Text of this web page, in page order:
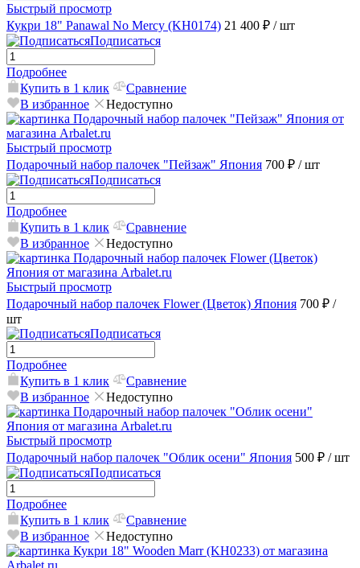
Быстрый просмотр
Кукри 18" Panawal No Mercy (KH0174) 21 400 ₽ / шт
Подписаться
Подробнее
Купить в 1 клик
Сравнение
В избранное
Недоступно
Быстрый просмотр
Подарочный набор палочек "Пейзаж" Япония 700 ₽ / шт
Подписаться
Подробнее
Купить в 1 клик
Сравнение
В избранное
Недоступно
Быстрый просмотр
Подарочный набор палочек Flower (Цветок) Япония 700 ₽ /
шт
Подписаться
Подробнее
Купить в 1 клик
Сравнение
В избранное
Недоступно
Быстрый просмотр
Подарочный набор палочек "Облик осени" Япония 500 ₽ / шт
Подписаться
Подробнее
Купить в 1 клик
Сравнение
В избранное
Недоступно